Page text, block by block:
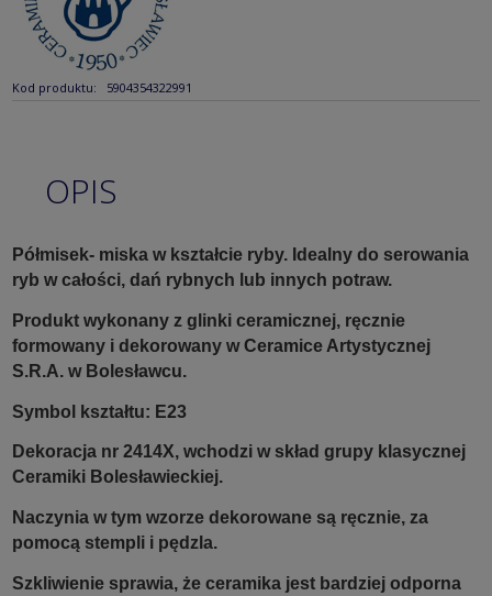
Kod produktu: 5904354322991
OPIS
Półmisek- miska w kształcie ryby. Idealny do serowania
ryb w całości, dań rybnych lub innych potraw.
Produkt wykonany z glinki ceramicznej, ręcznie
formowany i dekorowany w Ceramice Artystycznej
S.R.A. w Bolesławcu.
Symbol kształtu: E23
Dekoracja nr 2414X, wchodzi w skład grupy klasycznej
Ceramiki Bolesławieckiej.
Naczynia w tym wzorze dekorowane są ręcznie, za
pomocą stempli i pędzla.
Szkliwienie sprawia, że ceramika jest bardziej odporna